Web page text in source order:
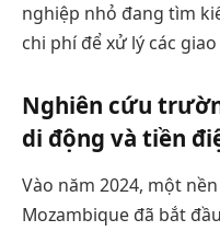
nghiệp nhỏ đang tìm
chi phí để xử lý các
Nghiên cứu
di động và tiền
Vào năm 2024, một
Mozambique đã bắt